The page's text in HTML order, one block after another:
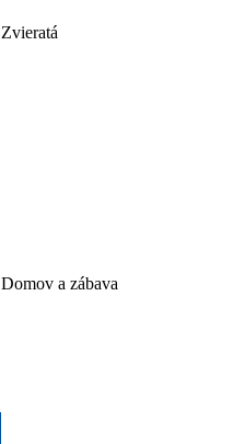
Zvieratá
Domov a zábava